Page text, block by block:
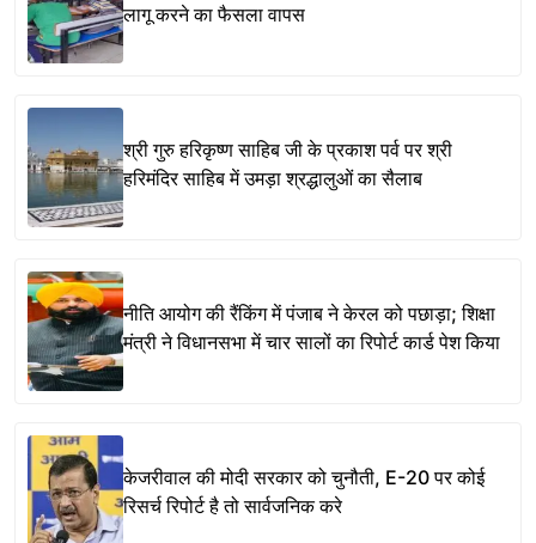
लागू करने का फैसला वापस
श्री गुरु हरिकृष्ण साहिब जी के प्रकाश पर्व पर श्री
हरिमंदिर साहिब में उमड़ा श्रद्धालुओं का सैलाब
नीति आयोग की रैंकिंग में पंजाब ने केरल को पछाड़ा; शिक्षा
मंत्री ने विधानसभा में चार सालों का रिपोर्ट कार्ड पेश किया
केजरीवाल की मोदी सरकार को चुनौती, E-20 पर कोई
रिसर्च रिपोर्ट है तो सार्वजनिक करे